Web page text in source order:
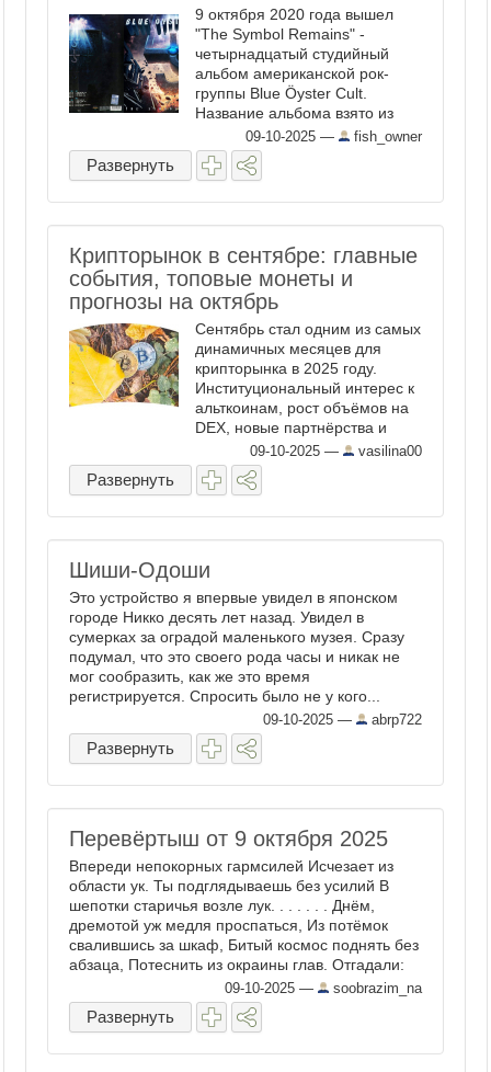
9 октября 2020 года вышел
"The Symbol Remains" -
четырнадцатый студийный
альбом американской рок-
группы Blue Öyster Cult.
Название альбома взято из
строки песни "Shadow of
California" с альбома группы
1983 года "The Revölution by
09-10-2025 — fish_owner
Развернуть
Крипторынок в сентябре: главные
события, топовые монеты и
прогнозы на октябрь
Сентябрь стал одним из самых
динамичных месяцев для
крипторынка в 2025 году.
Институциональный интерес к
альткоинам, рост объёмов на
DEX, новые партнёрства и
ожидания ETF — всё это
формирует новый вектор
развития индустрии. В этом
топовых ...
09-10-2025 — vasilina00
Развернуть
Шиши-Одоши
Это устройство я впервые увидел в японском
городе Никко десять лет назад. Увидел в
сумерках за оградой маленького музея. Сразу
подумал, что это своего рода часы и никак не
мог сообразить, как же это время
регистрируется. Спросить было не у кого...
Вчера я увидел это устройство снова в ...
09-10-2025 — abrp722
Развернуть
Перевёртыш от 9 октября 2025
Впереди непокорных гармсилей Исчезает из
области ук. Ты подглядываешь без усилий В
шепотки старичья возле лук. . . . . . . Днëм,
дремотой уж медля проспаться, Из потёмок
свалившись за шкаф, Битый космос поднять без
абзаца, Потеснить из окраины глав. Отгадали:
09-10-2025 — soobrazim_na
Развернуть